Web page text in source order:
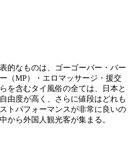
的なものは、ゴーゴーバー・バー
（MP）・エロマッサージ・援交
を含むタイ風俗の全ては、日本と
由度が高く、さらに値段はどれも
トパフォーマンスが非常に良いの
から外国人観光客が集まる。